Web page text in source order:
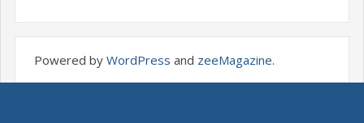
Powered by WordPress and zeeMagazine.